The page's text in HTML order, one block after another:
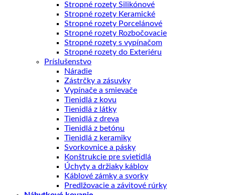
Stropné rozety Silikónové
Stropné rozety Keramické
Stropné rozety Porcelánové
Stropné rozety Rozbočovacie
Stropné rozety s vypínačom
Stropné rozety do Exteriéru
Príslušenstvo
Náradie
Zástrčky a zásuvky
Vypínače a smievače
Tienidlá z kovu
Tienidlá z látky
Tienidlá z dreva
Tienidlá z betónu
Tienidlá z keramiky
Svorkovnice a pásky
Konštrukcie pre svietidlá
Úchyty a držiaky káblov
Káblové zámky a svorky
Predlžovacie a závitové rúrky